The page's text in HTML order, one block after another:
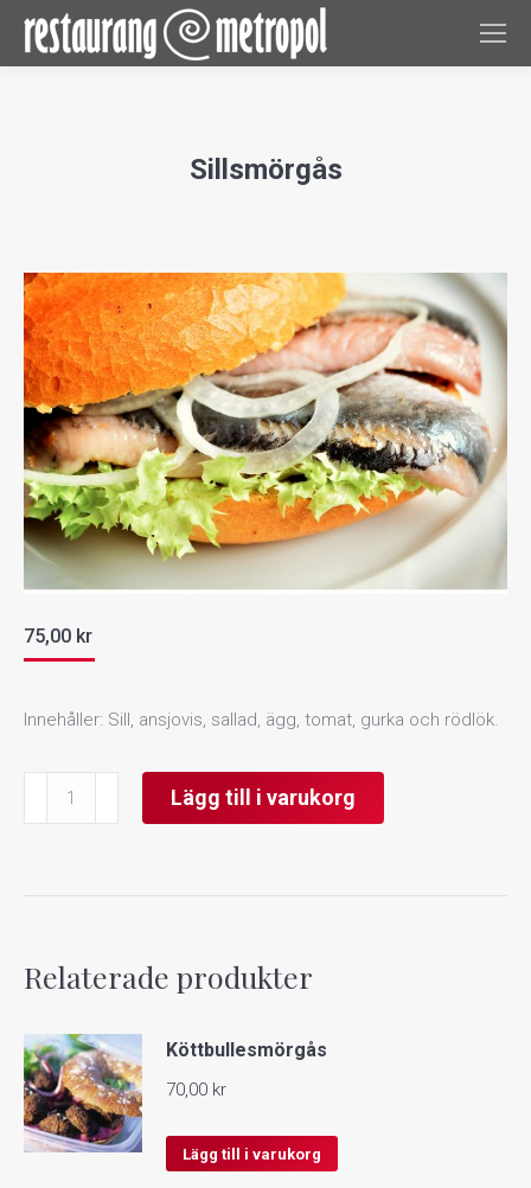
Sillsmörgås
75,00 kr
Innehåller: Sill, ansjovis, sallad, ägg, tomat, gurka och rödlök.
Sillsmörgås
mängd
Lägg till i varukorg
Relaterade produkter
Köttbullesmörgås
70,00 kr
Lägg till i varukorg